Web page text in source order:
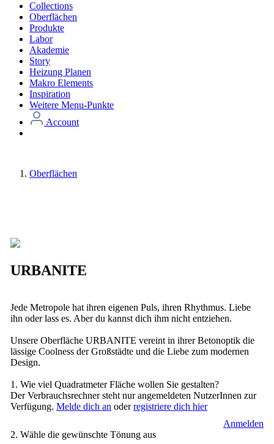
Collections
Oberflächen
Produkte
Labor
Akademie
Story
Heizung Planen
Makro Elements
Inspiration
Weitere Menu-Punkte
Account
Oberflächen
URBANITE
Jede Metropole hat ihren eigenen Puls, ihren Rhythmus. Liebe
ihn oder lass es. Aber du kannst dich ihm nicht entziehen.
Unsere Oberfläche URBANITE vereint in ihrer Betonoptik die
lässige Coolness der Großstädte und die Liebe zum modernen
Design.
1. Wie viel Quadratmeter Fläche wollen Sie gestalten?
Der Verbrauchsrechner steht nur angemeldeten NutzerInnen zur
Verfügung. Melde dich an oderregistriere dich hier
Anmelden
2. Wähle die gewünschte Tönung aus